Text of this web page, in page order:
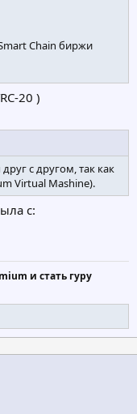
Chain биржи
20 )
с другом, так как
Virtual Mashine).
с:
и стать гуру